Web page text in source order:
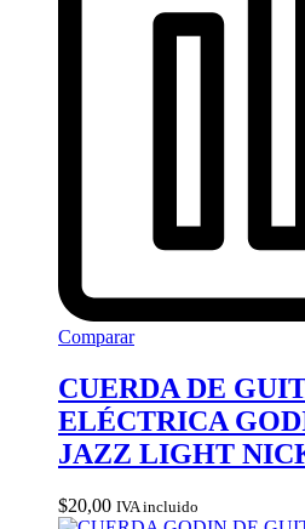
Comparar
CUERDA DE
ELÉCTRICA
JAZZ LIGHT
$20,00 IVA incluido